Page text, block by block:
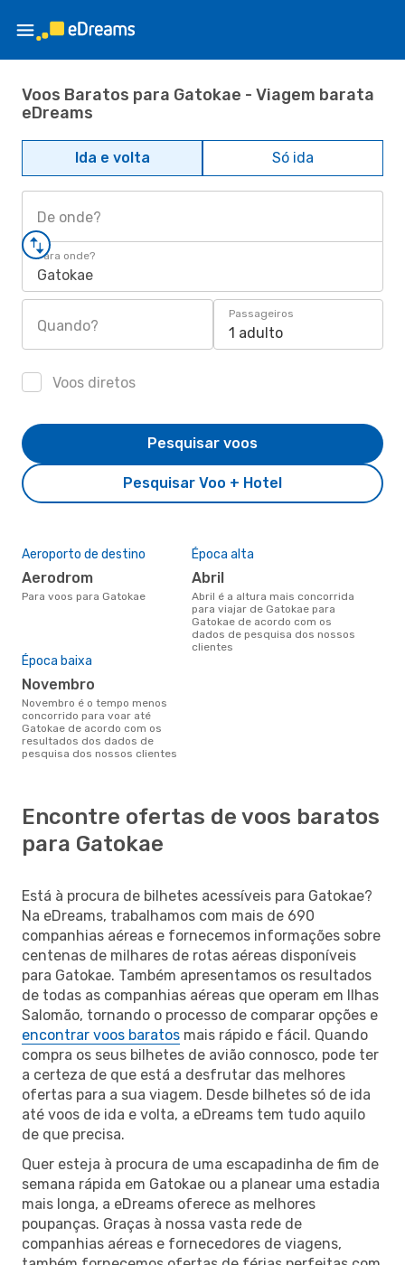
Voos Baratos para Gatokae - Viagem barata
eDreams
Ida e volta Só ida
De onde?
Para onde?
Gatokae
Quando?
Passageiros
1 adulto
Voos diretos
Pesquisar Voo + Hotel
Pesquisar voos
Aeroporto de destino
Aerodrom
Para voos para Gatokae
Época alta
abril
abril é a altura mais concorrida
para viajar de Gatokae para
Gatokae de acordo com os
dados de pesquisa dos nossos
clientes
Época baixa
novembro
novembro é o tempo menos
concorrido para voar até
Gatokae de acordo com os
resultados dos dados de
pesquisa dos nossos clientes
Encontre ofertas de voos baratos
para Gatokae
Está à procura de bilhetes acessíveis para Gatokae?
Na eDreams, trabalhamos com mais de 690
companhias aéreas e fornecemos informações sobre
centenas de milhares de rotas aéreas disponíveis
para Gatokae. Também apresentamos os resultados
de todas as companhias aéreas que operam em Ilhas
Salomão, tornando o processo de comparar opções e
encontrar voos baratos mais rápido e fácil. Quando
compra os seus bilhetes de avião connosco, pode ter
a certeza de que está a desfrutar das melhores
ofertas para a sua viagem. Desde bilhetes só de ida
até voos de ida e volta, a eDreams tem tudo aquilo
de que precisa.
Quer esteja à procura de uma escapadinha de fim de
semana rápida em Gatokae ou a planear uma estadia
mais longa, a eDreams oferece as melhores
poupanças. Graças à nossa vasta rede de
companhias aéreas e fornecedores de viagens,